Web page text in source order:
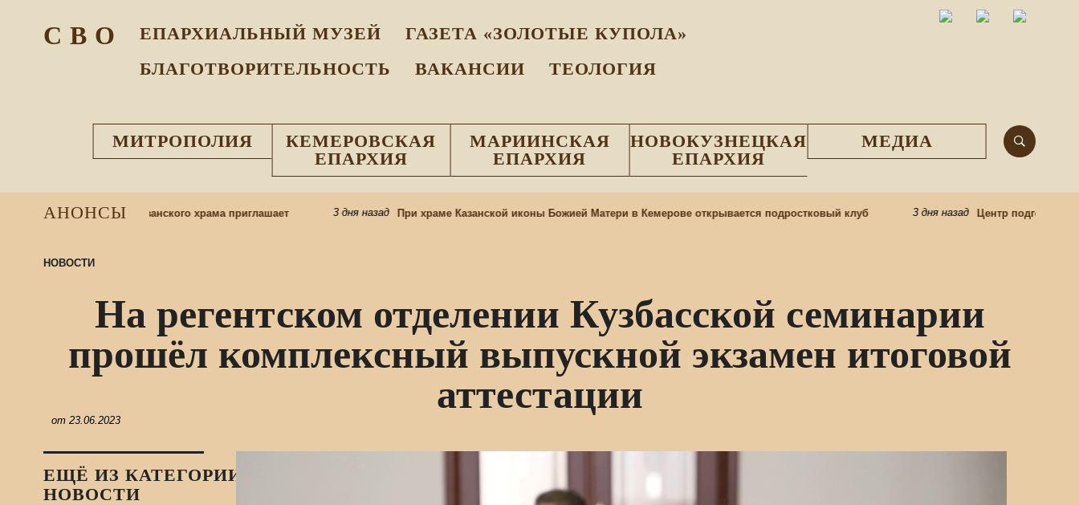
С В О ЕПАРХИАЛЬНЫЙ МУЗEЙ
ГАЗЕТА «ЗОЛОТЫЕ КУПОЛА»
БЛАГОТВОРИТЕЛЬНОСТЬ
ВАКАНСИИ ТЕОЛОГИЯ
МИТРОПОЛИЯ
КЕМЕРОВСКАЯ
ЕПАРХИЯ
МАРИИНСКАЯ
ЕПАРХИЯ
НОВОКУЗНЕЦКАЯ
ЕПАРХИЯ
МЕДИА
АНОНСЫ
школу: приход Казанского храма приглашает 3 дня назад При храме Казанской иконы Божией Матери в Кемерове открывается подростковый клуб 3 дня назад Центр подготовки
НОВОСТИ
На регентском отделении Кузбасской семинарии
прошёл комплексный выпускной экзамен итоговой
аттестации
от 23.06.2023
ЕЩЁ ИЗ КАТЕГОРИИ:
НОВОСТИ